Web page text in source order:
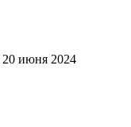
20 июня 2024